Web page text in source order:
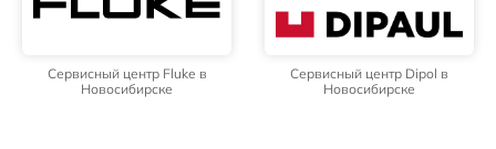
Сервисный центр Fluke в
Новосибирске
Сервисный центр Dipol в
Новосибирске